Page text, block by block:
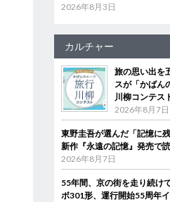
2026年8月3日
カルチャー
旅の思い出
スが「かばん
川柳コンテス
2026年8月7日
東野圭吾が選んだ「記憶に
新作『永遠の記憶』発売で
2026年8月7日
55年間、京の街を走り続
ボ301形、運行開始55周年